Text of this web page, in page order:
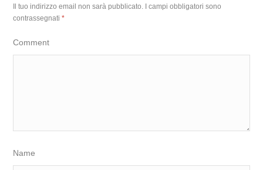
Il tuo indirizzo email non sarà pubblicato. I campi obbligatori sono
contrassegnati*
Comment
Name